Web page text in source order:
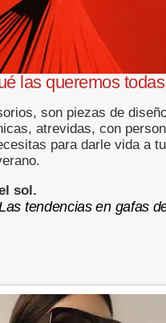
las queremos todas
son piezas de
atrevidas, con
para darle vida a
sol.
tendencias en gafas